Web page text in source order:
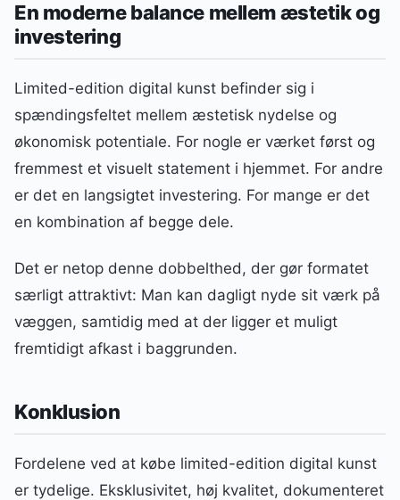
En moderne balance mellem æstetik og
investering
Limited-edition digital kunst befinder sig i
spændingsfeltet mellem æstetisk nydelse og
økonomisk potentiale. For nogle er værket først og
fremmest et visuelt statement i hjemmet. For andre
er det en langsigtet investering. For mange er det
en kombination af begge dele.
Det er netop denne dobbelthed, der gør formatet
særligt attraktivt: Man kan dagligt nyde sit værk på
væggen, samtidig med at der ligger et muligt
fremtidigt afkast i baggrunden.
Konklusion
Fordelene ved at købe limited-edition digital kunst
er tydelige. Eksklusivitet, høj kvalitet, dokumenteret